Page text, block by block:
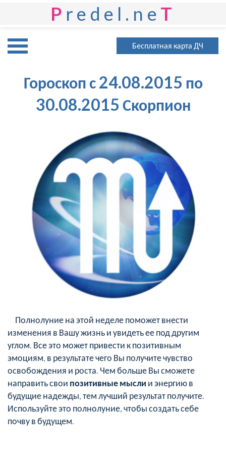
P redel.ne T
Бесплатная карта ДЧ
Гороскоп с 24.08.2015 по
30.08.2015 Скорпион
Полнолуние на этой неделе поможет внести
изменения в Вашу жизнь и увидеть ее под другим
углом. Все это может привести к позитивным
эмоциям, в результате чего Вы получите чувство
освобождения и роста. Чем больше Вы сможете
направить свои позитивные мысли и энергию в
будущие надежды, тем лучший результат получите.
Используйте это полнолуние, чтобы создать себе
почву в будущем.